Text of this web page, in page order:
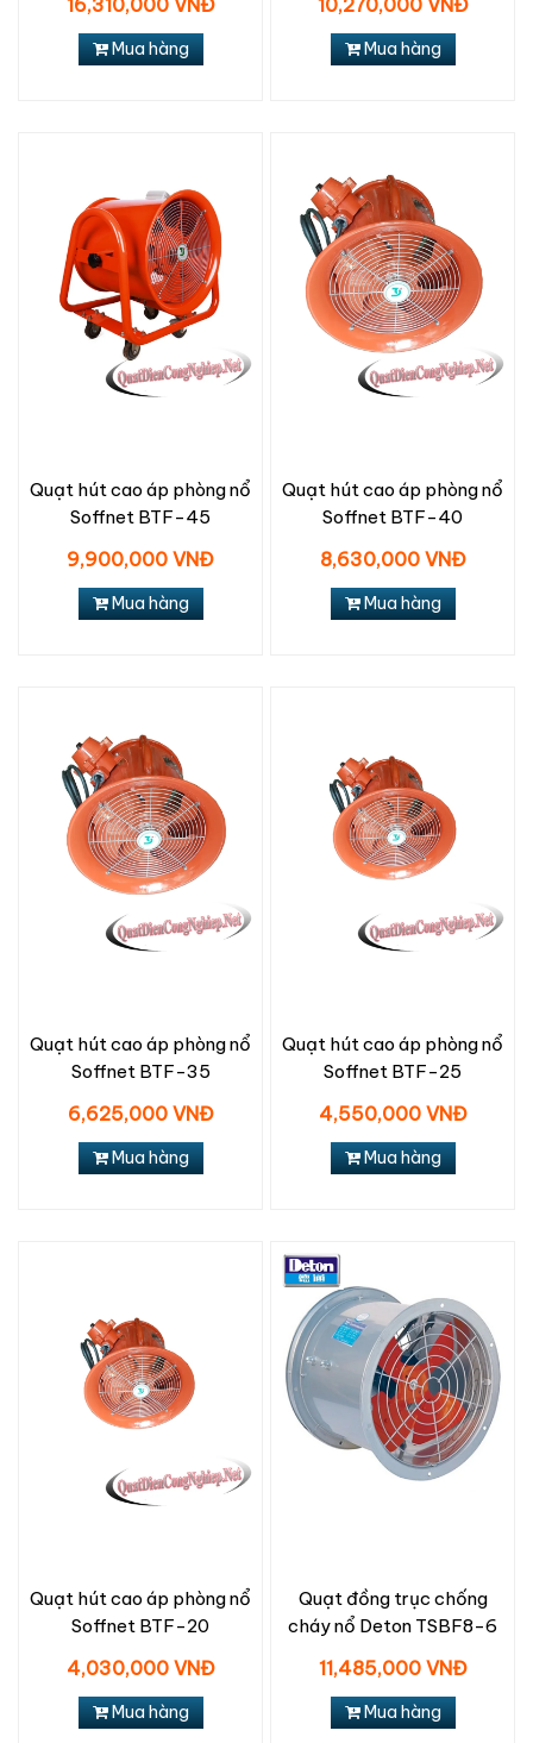
16,310,000 VNĐ
Mua hàng
10,270,000 VNĐ
Mua hàng
Quạt hút cao áp phòng nổ
Soffnet BTF-45
9,900,000 VNĐ
Mua hàng
Quạt hút cao áp phòng nổ
Soffnet BTF-40
8,630,000 VNĐ
Mua hàng
Quạt hút cao áp phòng nổ
Soffnet BTF-35
6,625,000 VNĐ
Mua hàng
Quạt hút cao áp phòng nổ
Soffnet BTF-25
4,550,000 VNĐ
Mua hàng
Quạt hút cao áp phòng nổ
Soffnet BTF-20
4,030,000 VNĐ
Mua hàng
Quạt đồng trục chống
cháy nổ Deton TSBF8-6
11,485,000 VNĐ
Mua hàng